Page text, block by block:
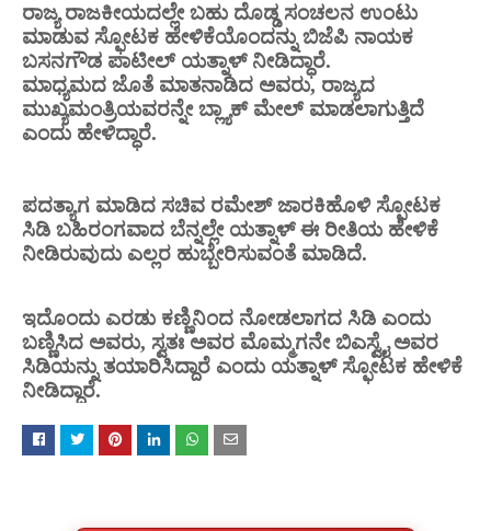
ರಾಜ್ಯ ರಾಜಕೀಯದಲ್ಲೇ ಬಹು ದೊಡ್ಡ ಸಂಚಲನ ಉಂಟು
ಮಾಡುವ ಸ್ಫೋಟಕ ಹೇಳಿಕೆಯೊಂದನ್ನು ಬಿಜೆಪಿ ನಾಯಕ
ಬಸನಗೌಡ ಪಾಟೀಲ್ ಯತ್ನಾಳ್ ನೀಡಿದ್ಧಾರೆ.
ಮಾಧ್ಯಮದ ಜೊತೆ ಮಾತನಾಡಿದ ಅವರು, ರಾಜ್ಯದ
ಮುಖ್ಯಮಂತ್ರಿಯವರನ್ನೇ ಬ್ಲ್ಯಾಕ್ ಮೇಲ್ ಮಾಡಲಾಗುತ್ತಿದೆ
ಎಂದು ಹೇಳಿದ್ಧಾರೆ.
ಪದತ್ಯಾಗ ಮಾಡಿದ ಸಚಿವ ರಮೇಶ್ ಜಾರಕಿಹೊಳಿ ಸ್ಫೋಟಕ
ಸಿಡಿ ಬಹಿರಂಗವಾದ ಬೆನ್ನಲ್ಲೇ ಯತ್ನಾಳ್ ಈ ರೀತಿಯ ಹೇಳಿಕೆ
ನೀಡಿರುವುದು ಎಲ್ಲರ ಹುಬ್ಬೇರಿಸುವಂತೆ ಮಾಡಿದೆ.
ಇದೊಂದು ಎರಡು ಕಣ್ಣಿನಿಂದ ನೋಡಲಾಗದ ಸಿಡಿ ಎಂದು
ಬಣ್ಣಿಸಿದ ಅವರು, ಸ್ವತಃ ಅವರ ಮೊಮ್ಮಗನೇ ಬಿಎಸ್ವೈ ಅವರ
ಸಿಡಿಯನ್ನು ತಯಾರಿಸಿದ್ದಾರೆ ಎಂದು ಯತ್ನಾಳ್ ಸ್ಫೋಟಕ ಹೇಳಿಕೆ
ನೀಡಿದ್ದಾರೆ.